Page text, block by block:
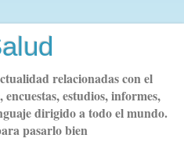
relacionadas con el
estudios, informes,
dirigido a todo el mundo.
pasarlo bien